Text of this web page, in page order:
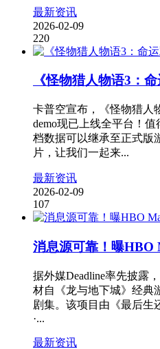
最新资讯
2026-02-09
220
《怪物猎人物语3：
卡普空宣布，《怪物猎人
demo现已上线全平台！
档数据可以继承至正式版
片，让我们一起来...
最新资讯
2026-02-09
107
消息源可靠！曝HBO
据外媒Deadline率先披露
材自《龙与地下城》经典
剧集。该项目由《最后生
·...
最新资讯